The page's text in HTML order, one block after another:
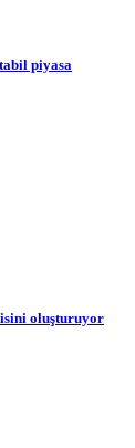
piyasa
oluşturuyor